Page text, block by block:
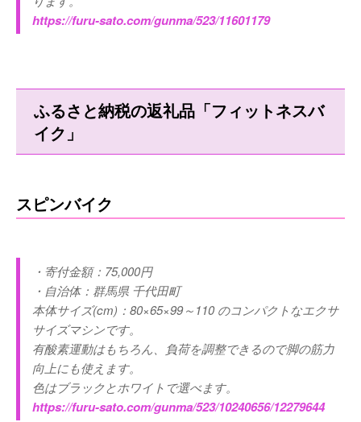
https://furu-sato.com/gunma/523/11601179
ふるさと納税の返礼品「フィットネスバ
イク」
スピンバイク
・寄付金額：75,000円
・自治体：群馬県 千代田町
本体サイズ(cm)：80×65×99～110 のコンパクトなエクサ
サイズマシンです。
有酸素運動はもちろん、負荷を調整できるので脚の筋力
向上にも使えます。
色はブラックとホワイトで選べます。
https://furu-sato.com/gunma/523/10240656/12279644